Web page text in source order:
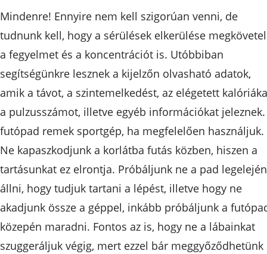
Mindenre! Ennyire nem kell szigorúan venni, de
tudnunk kell, hogy a sérülések elkerülése
a fegyelmet és a koncentrációt is. Utóbbiban
segítségünkre lesznek a kijelzőn olvasható adatok,
amik a távot, a szintemelkedést, az elégetett
a pulzusszámot, illetve egyéb információkat jeleznek.
futópad remek sportgép, ha megfelelően használjuk.
Ne kapaszkodjunk a korlátba futás közben, hiszen a
tartásunkat ez elrontja. Próbáljunk ne a pad legelején
állni, hogy tudjuk tartani a lépést, illetve hogy ne
akadjunk össze a géppel, inkább próbáljunk a
közepén maradni. Fontos az is, hogy ne a lábainkat
szuggeráljuk végig, mert ezzel bár meggyőződhetünk